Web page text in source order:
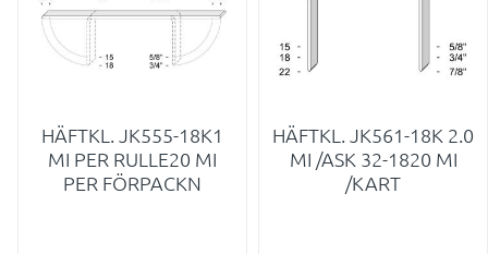
HÄFTKL. JK555-18K1
MI PER RULLE20 MI
PER FÖRPACKN
HÄFTKL. JK561-18K 2.0
MI /ASK 32-1820 MI
/KART